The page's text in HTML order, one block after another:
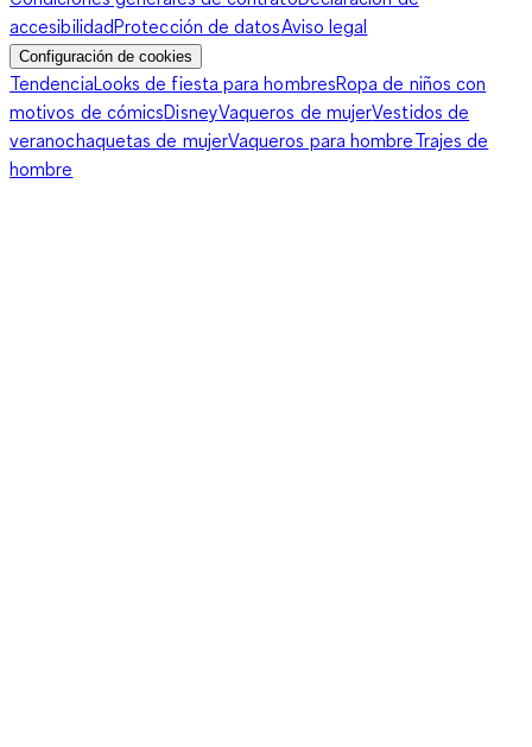
accesibilidadProtección de datosAviso legal
Configuración de cookies
TendenciaLooks de fiesta para hombresRopa de niños con
motivos de cómicsDisneyVaqueros de mujerVestidos de
veranochaquetas de mujerVaqueros para hombreTrajes de
hombre